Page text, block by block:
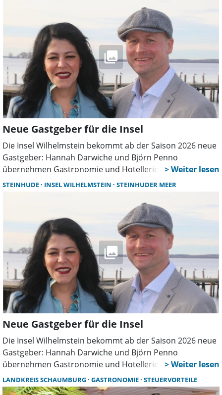
Neue Gastgeber für die Insel
Die Insel Wilhelmstein bekommt ab der Saison 2026 neue
Gastgeber: Hannah Darwiche und Björn Penno
übernehmen Gastronomie und Hotellerie. Mit Erfahrung
und Heimvorteil überzeugten sie im Auswahlverfahren.
STEINHUDE INSEL WILHELMSTEIN STEINHUDER MEER
Neue Gastgeber für die Insel
Die Insel Wilhelmstein bekommt ab der Saison 2026 neue
Gastgeber: Hannah Darwiche und Björn Penno
übernehmen Gastronomie und Hotellerie. Mit Erfahrung
und Heimvorteil überzeugten sie im Auswahlverfahren.
Sie bringen frische Ideen aufs Wasser.
LANDKREIS SCHAUMBURG GASTRONOMIE STEUERVORTEILE